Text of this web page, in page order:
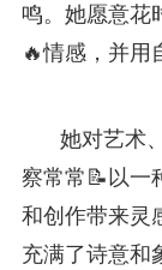
鸣。她愿意花
🔥情感，并用
她对艺术
察常常📝以一
和创作带来灵
充满了诗意和